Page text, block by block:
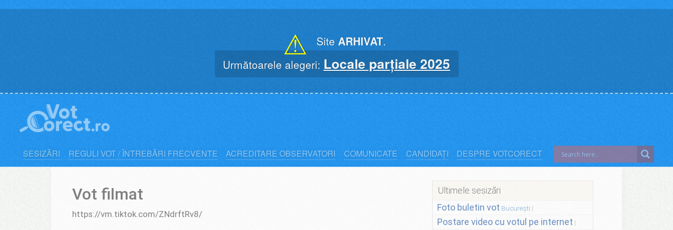
⚠ Site ARHIVAT.
Următoarele alegeri: Locale parțiale 2025
SESIZĂRI REGULI VOT / ÎNTREBĂRI FRECVENTE ACREDITARE OBSERVATORI COMUNICATE CANDIDAȚI DESPRE VOTCORECT
Vot filmat
https://vm.tiktok.com/ZNdrftRv8/
Ultimele sesizări
Foto buletin vot București
Postare video cu votul pe internet